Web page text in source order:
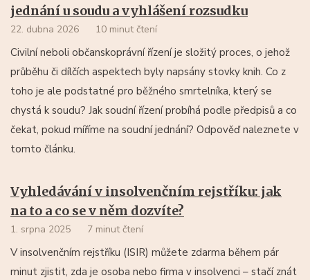
jednání u soudu a vyhlášení rozsudku
22. dubna 2026 10 minut čtení
Civilní neboli občanskoprávní řízení je složitý proces, o jehož
průběhu či dílčích aspektech byly napsány stovky knih. Co z
toho je ale podstatné pro běžného smrtelníka, který se
chystá k soudu? Jak soudní řízení probíhá podle předpisů a co
čekat, pokud míříme na soudní jednání? Odpověď naleznete v
tomto článku.
Vyhledávání v insolvenčním rejstříku: jak
na to a co se v něm dozvíte?
1. srpna 2025 7 minut čtení
V insolvenčním rejstříku (ISIR) můžete zdarma během pár
minut zjistit, zda je osoba nebo firma v insolvenci – stačí znát